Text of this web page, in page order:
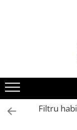
► Detailing si
Curatare tapiterie
Curatare si
Plastice interioare
Filtru